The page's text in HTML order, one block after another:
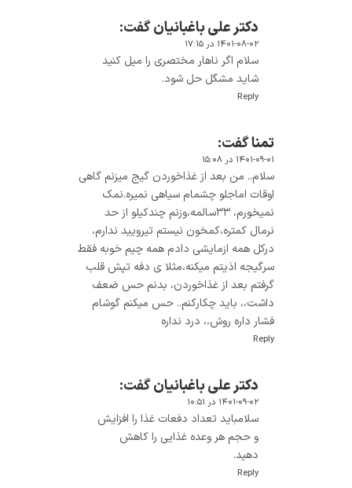
دکتر علی باغبانیانگفت:
۱۴۰۱-۰۸-۰۲ در ۱۷:۱۵
سلام اگر ناهار مختصری را میل کنید
شاید مشگل حل شود.
Reply
تمناگفت:
۱۴۰۱-۰۹-۰۱ در ۱۵:۰۸
سلام.. من بعد از غذاخوردن گیج میزنم گاهی
اوقات اماجلو چشمام سیاهی نمیره.نمک
نمیخورم، ۳۳سالمه،وزنم چندکیلو از حد
نرمال کمتره،کمخون نیستم تیرویید ندارم،
درکل همه ازمایشی دادم همه چیم خوبه فقط
سرگیجه اذیتم میکنه،مثلا ی دفه تپش قلب
گرفتم بعد از غذاخوردن، بدنم حس ضعف
داشت،، باید چکارکنم.. حس میکنم گوشام
فشار داره روش،، درد نداره
Reply
دکتر علی باغبانیانگفت:
۱۴۰۱-۰۹-۰۲ در ۱۰:۵۱
سلامباید تعداد دفعات غذا را افزایش
و حجم هر وعده غذایی را کاهش
دهید.
Reply